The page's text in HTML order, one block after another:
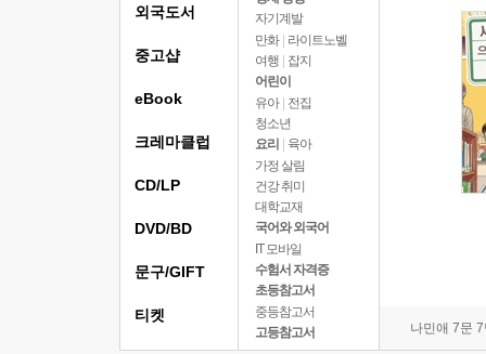
자기계발
만화 | 라이트노벨
여행
잡지
어린이
유아 | 전집
청소년
요리
육아
가정 살림
건강 취미
대학교재
국어와 외국어
IT 모바일
수험서 자격증
초등참고서
중등참고서
고등참고서
나민애 7문
외국도서
중고샵
eBook
크레마클럽
CD/LP
DVD/BD
문구/GIFT
티켓